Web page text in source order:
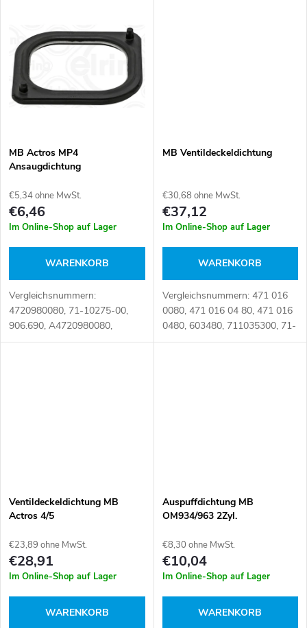
r
u
g
d
u
k
t
e
Artikelnummer: 111559
MB Actros MP4
Ansaugdichtung
€5,34 ohne MwSt.
€6,46
Im Online-Shop auf Lager
WARENKORB
Vergleichsnummern:
4720980080, 71-10275-00,
906.690, A4720980080,
EL906.690 Artikelnummer:
MB Ventildeckeldichtung
€30,68 ohne MwSt.
€37,12
Im Online-Shop auf Lager
WARENKORB
Vergleichsnummern: 471 016
0080, 471 016 04 80, 471 016
0480, 603480, 711035300, 71-
10353-00, A 471 016 04 80,
Ventildeckeldichtung MB
Actros 4/5
€23,89 ohne MwSt.
€28,91
Im Online-Shop auf Lager
WARENKORB
Auspuffdichtung MB
OM934/963 2Zyl.
€8,30 ohne MwSt.
€10,04
Im Online-Shop auf Lager
WARENKORB